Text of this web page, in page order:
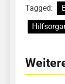
Tagged: